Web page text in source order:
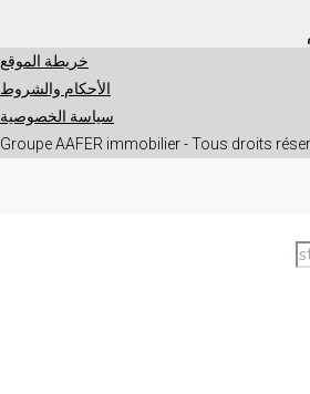
خريطة الموقع
الأحكام والشروط
سياسة الخصوصية